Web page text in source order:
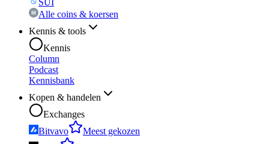
SUI
Alle coins & koersen
Kennis & tools
Kennis
Column
Podcast
Kennisbank
Kopen & handelen
Exchanges
Bitvavo
Meest gekozen